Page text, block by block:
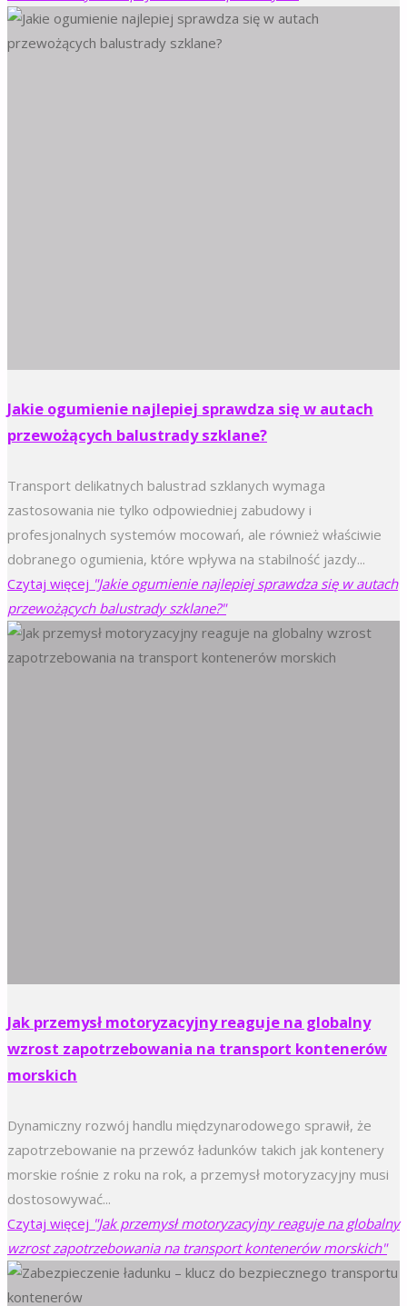
Jakie ogumienie najlepiej sprawdza się w autach
przewożących balustrady szklane?
Transport delikatnych balustrad szklanych wymaga
zastosowania nie tylko odpowiedniej zabudowy i
profesjonalnych systemów mocowań, ale również właściwie
dobranego ogumienia, które wpływa na stabilność jazdy...
Czytaj więcej "Jakie ogumienie najlepiej sprawdza się w autach
przewożących balustrady szklane?"
Jak przemysł motoryzacyjny reaguje na globalny
wzrost zapotrzebowania na transport kontenerów
morskich
Dynamiczny rozwój handlu międzynarodowego sprawił, że
zapotrzebowanie na przewóz ładunków takich jak kontenery
morskie rośnie z roku na rok, a przemysł motoryzacyjny musi
dostosowywać...
Czytaj więcej "Jak przemysł motoryzacyjny reaguje na globalny
wzrost zapotrzebowania na transport kontenerów morskich"